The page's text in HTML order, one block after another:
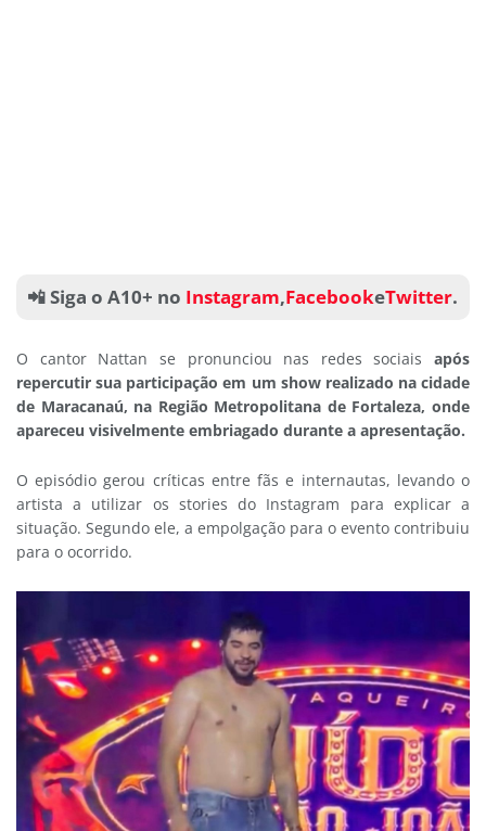
📲 Siga o A10+ no Instagram,FacebookeTwitter.
O cantor Nattan se pronunciou nas redes sociais após
repercutir sua participação em um show realizado na cidade
de Maracanaú, na Região Metropolitana de Fortaleza, onde
apareceu visivelmente embriagado durante a apresentação.
O episódio gerou críticas entre fãs e internautas, levando o
artista a utilizar os stories do Instagram para explicar a
situação. Segundo ele, a empolgação para o evento contribuiu
para o ocorrido.